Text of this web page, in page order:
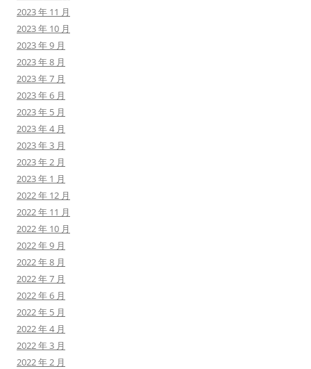
2023 年 11 月
2023 年 10 月
2023 年 9 月
2023 年 8 月
2023 年 7 月
2023 年 6 月
2023 年 5 月
2023 年 4 月
2023 年 3 月
2023 年 2 月
2023 年 1 月
2022 年 12 月
2022 年 11 月
2022 年 10 月
2022 年 9 月
2022 年 8 月
2022 年 7 月
2022 年 6 月
2022 年 5 月
2022 年 4 月
2022 年 3 月
2022 年 2 月